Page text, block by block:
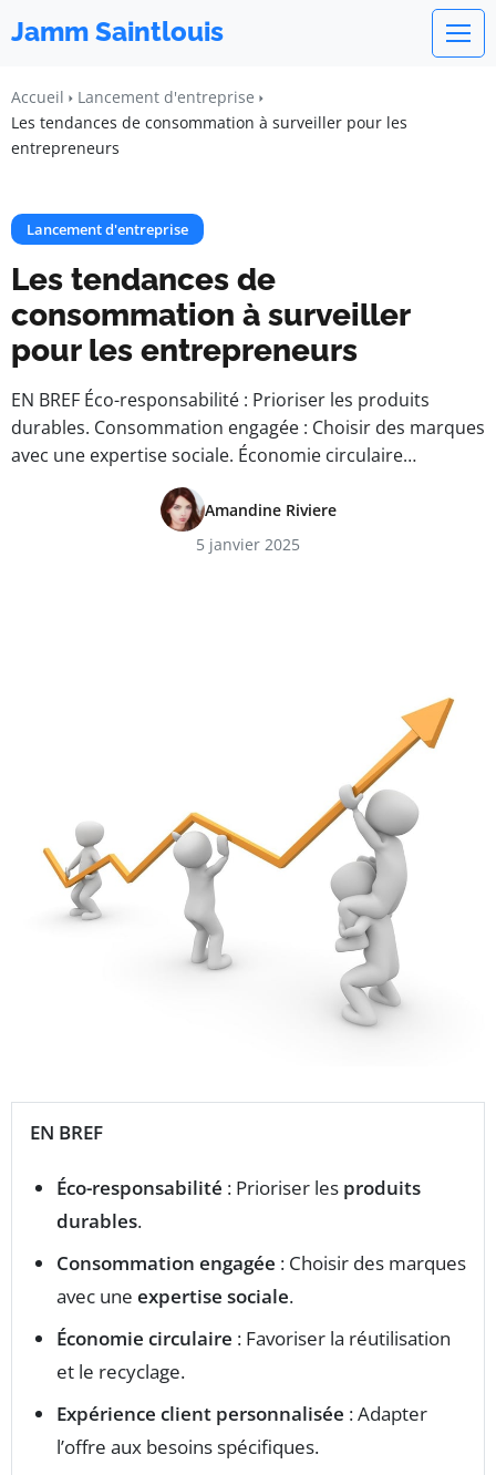
Jamm Saintlouis
Accueil
Lancement d'entreprise
Les tendances de consommation à surveiller pour les
entrepreneurs
Lancement d'entreprise
Les tendances de
consommation à surveiller
pour les entrepreneurs
EN BREF Éco-responsabilité : Prioriser les produits
durables. Consommation engagée : Choisir des marques
avec une expertise sociale. Économie circulaire…
Amandine Riviere
5 janvier 2025
EN BREF
Éco-responsabilité : Prioriser les produits
durables.
Consommation engagée : Choisir des marques
avec une expertise sociale.
Économie circulaire : Favoriser la réutilisation
et le recyclage.
Expérience client personnalisée : Adapter
l’offre aux besoins spécifiques.